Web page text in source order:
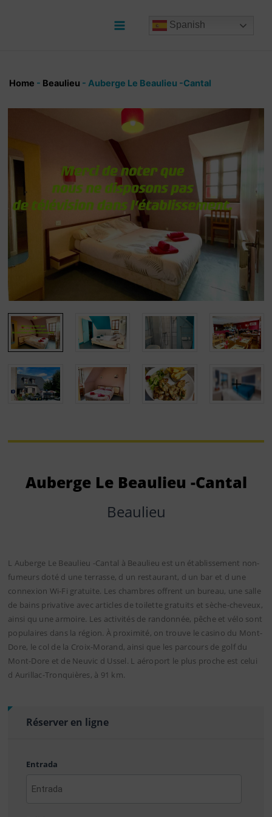
Spanish
Home - Beaulieu - Auberge Le Beaulieu -Cantal
Auberge Le Beaulieu -Cantal
Beaulieu
L Auberge Le Beaulieu -Cantal à Beaulieu est un établissement non-
fumeurs doté d une terrasse, d un restaurant, d un bar et d une
connexion Wi-Fi gratuite. Les chambres offrent un bureau, une salle
de bains privative avec articles de toilette gratuits et sèche-cheveux,
ainsi qu une armoire. Les activités de randonnée, pêche et vélo sont
populaires dans la région. À proximité, on trouve le casino du Mont-
Dore, le col de la Croix-Morand, ainsi que les parcours de golf du
Mont-Dore et de Neuvic d Ussel. L aéroport le plus proche est celui
d Aurillac-Tronquières, à 91 km.
Réserver en ligne
Entrada
AAAA